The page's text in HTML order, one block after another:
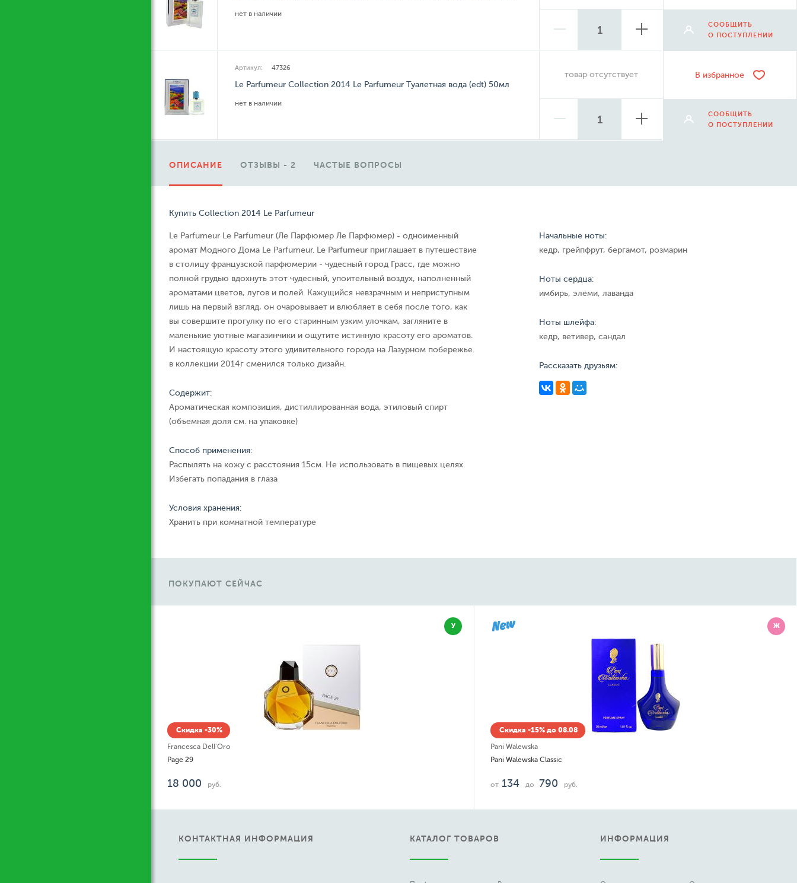
нет в наличии
СООБЩИТЬ
О ПОСТУПЛЕНИИ
Артикул: 47326
Le Parfumeur Collection 2014 Le Parfumeur Туалетная вода (edt) 50мл
нет в наличии
товар отсутствует В избранное
СООБЩИТЬ
О ПОСТУПЛЕНИИ
ОПИСАНИЕ ОТЗЫВЫ - 2 ЧАСТЫЕ ВОПРОСЫ
Купить Collection 2014 Le Parfumeur
Le Parfumeur Le Parfumeur (Ле Парфюмер Ле Парфюмер) - одноименный
аромат Модного Дома Le Parfumeur. Le Parfumeur приглашает в путешествие
в столицу французской парфюмерии - чудесный город Грасс, где можно
полной грудью вдохнуть этот чудесный, упоительный воздух, наполненный
ароматами цветов, лугов и полей. Кажущийся невзрачным и неприступным
лишь на первый взгляд, он очаровывает и влюбляет в себя после того, как
вы совершите прогулку по его старинным узким улочкам, загляните в
маленькие уютные магазинчики и ощутите истинную красоту его ароматов.
И настоящую красоту этого удивительного города на Лазурном побережье.
в коллекции 2014г сменился только дизайн.
Содержит:
Ароматическая композиция, дистиллированная вода, этиловый спирт
(объемная доля см. на упаковке)
Способ применения:
Распылять на кожу с расстояния 15см. Не использовать в пищевых целях.
Избегать попадания в глаза
Условия хранения:
Хранить при комнатной температуре
Начальные ноты:
кедр, грейпфрут, бергамот, розмарин
Ноты сердца:
имбирь, элеми, лаванда
Ноты шлейфа:
кедр, ветивер, сандал
Рассказать друзьям:
ПОКУПАЮТ СЕЙЧАС
Скидка -15% до 08.08
Скидка -15% до 08.08
1 397
КОНТАКТНАЯ ИНФОРМАЦИЯ КАТАЛОГ ТОВАРОВ ИНФОРМАЦИЯ